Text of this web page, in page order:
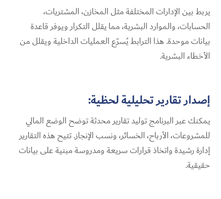
يربط بين الإدارات المختلفة مثل المخازن، المشتريات،
الحسابات، والموارد البشرية، مما يقلل التكرار ويوفر قاعدة
بيانات موحدة. هذا الترابط يُسرّع العمليات الداخلية ويقلل من
الأخطاء البشرية.
إصدار تقارير تحليلية لحظية:
يمكنك عبر البرنامج توليد تقارير محدثة توضح الوضع المالي
للمشروعات، الأرباح، الخسائر، ونسب الإنجاز. تتيح هذه التقارير
إدارة رشيدة واتخاذ قرارات سريعة ومدروسة مبنية على بيانات
حقيقية.